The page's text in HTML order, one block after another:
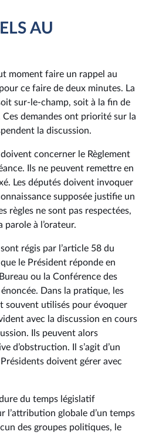
AU
moment faire un rappel au
ce faire de deux minutes. La
sur-le-champ, soit à la fin de
Ces demandes ont priorité sur la
la discussion.
doivent concerner le Règlement
Ils ne peuvent remettre en
Les députés doivent invoquer
supposée justifie un
règles ne sont pas respectées,
à l’orateur.
régis par l’article 58 du
le Président réponde en
ou la Conférence des
Dans la pratique, les
souvent utilisés pour évoquer
avec la discussion en cours
Ils peuvent alors
d’obstruction. Il s’agit d’un
doivent gérer avec
du temps législatif
l’attribution globale d’un temps
des groupes politiques, le